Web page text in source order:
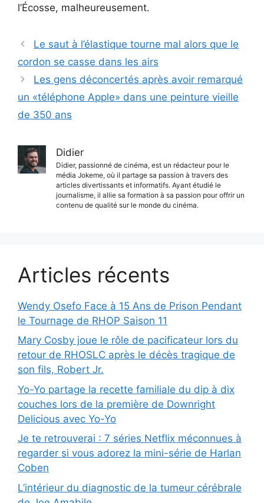
l’Écosse, malheureusement.
Le saut à l’élastique tourne mal alors que le
cordon se casse dans les airs
Les gens déconcertés après avoir remarqué
un «téléphone Apple» dans une peinture vieille
de 350 ans
Didier
Didier, passionné de cinéma, est un rédacteur pour le
média Jokeme, où il partage sa passion à travers des
articles divertissants et informatifs. Ayant étudié le
journalisme, il allie sa formation à sa passion pour offrir un
contenu de qualité sur le monde du cinéma.
Articles récents
Wendy Osefo Face à 15 Ans de Prison Pendant
le Tournage de RHOP Saison 11
Mary Cosby joue le rôle de pacificateur lors du
retour de RHOSLC après le décès tragique de
son fils, Robert Jr.
Yo-Yo partage la recette familiale du dip à dix
couches lors de la première de Downright
Delicious avec Yo-Yo
Je te retrouverai : 7 séries Netflix méconnues à
regarder si vous adorez la mini-série de Harlan
Coben
L’intérieur du diagnostic de la tumeur cérébrale